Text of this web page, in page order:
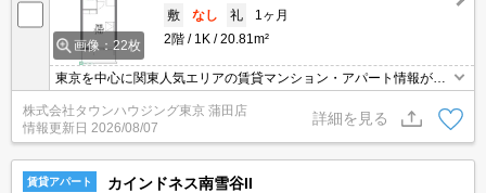
画像：22枚
敷
なし 礼
1ヶ月
2階
1K 20.81m²
東京を中心に関東人気エリアの賃貸マンション・アパート情報が豊
富！創業46年 直営140店舗以上の 独自のネットワークで最適なマン
ション・アパートをお探しします！
株式会社タウンハウジング東京 蒲田店
情報更新日 2026/08/07
詳細を見る
賃貸アパート カインドネス南雪谷II